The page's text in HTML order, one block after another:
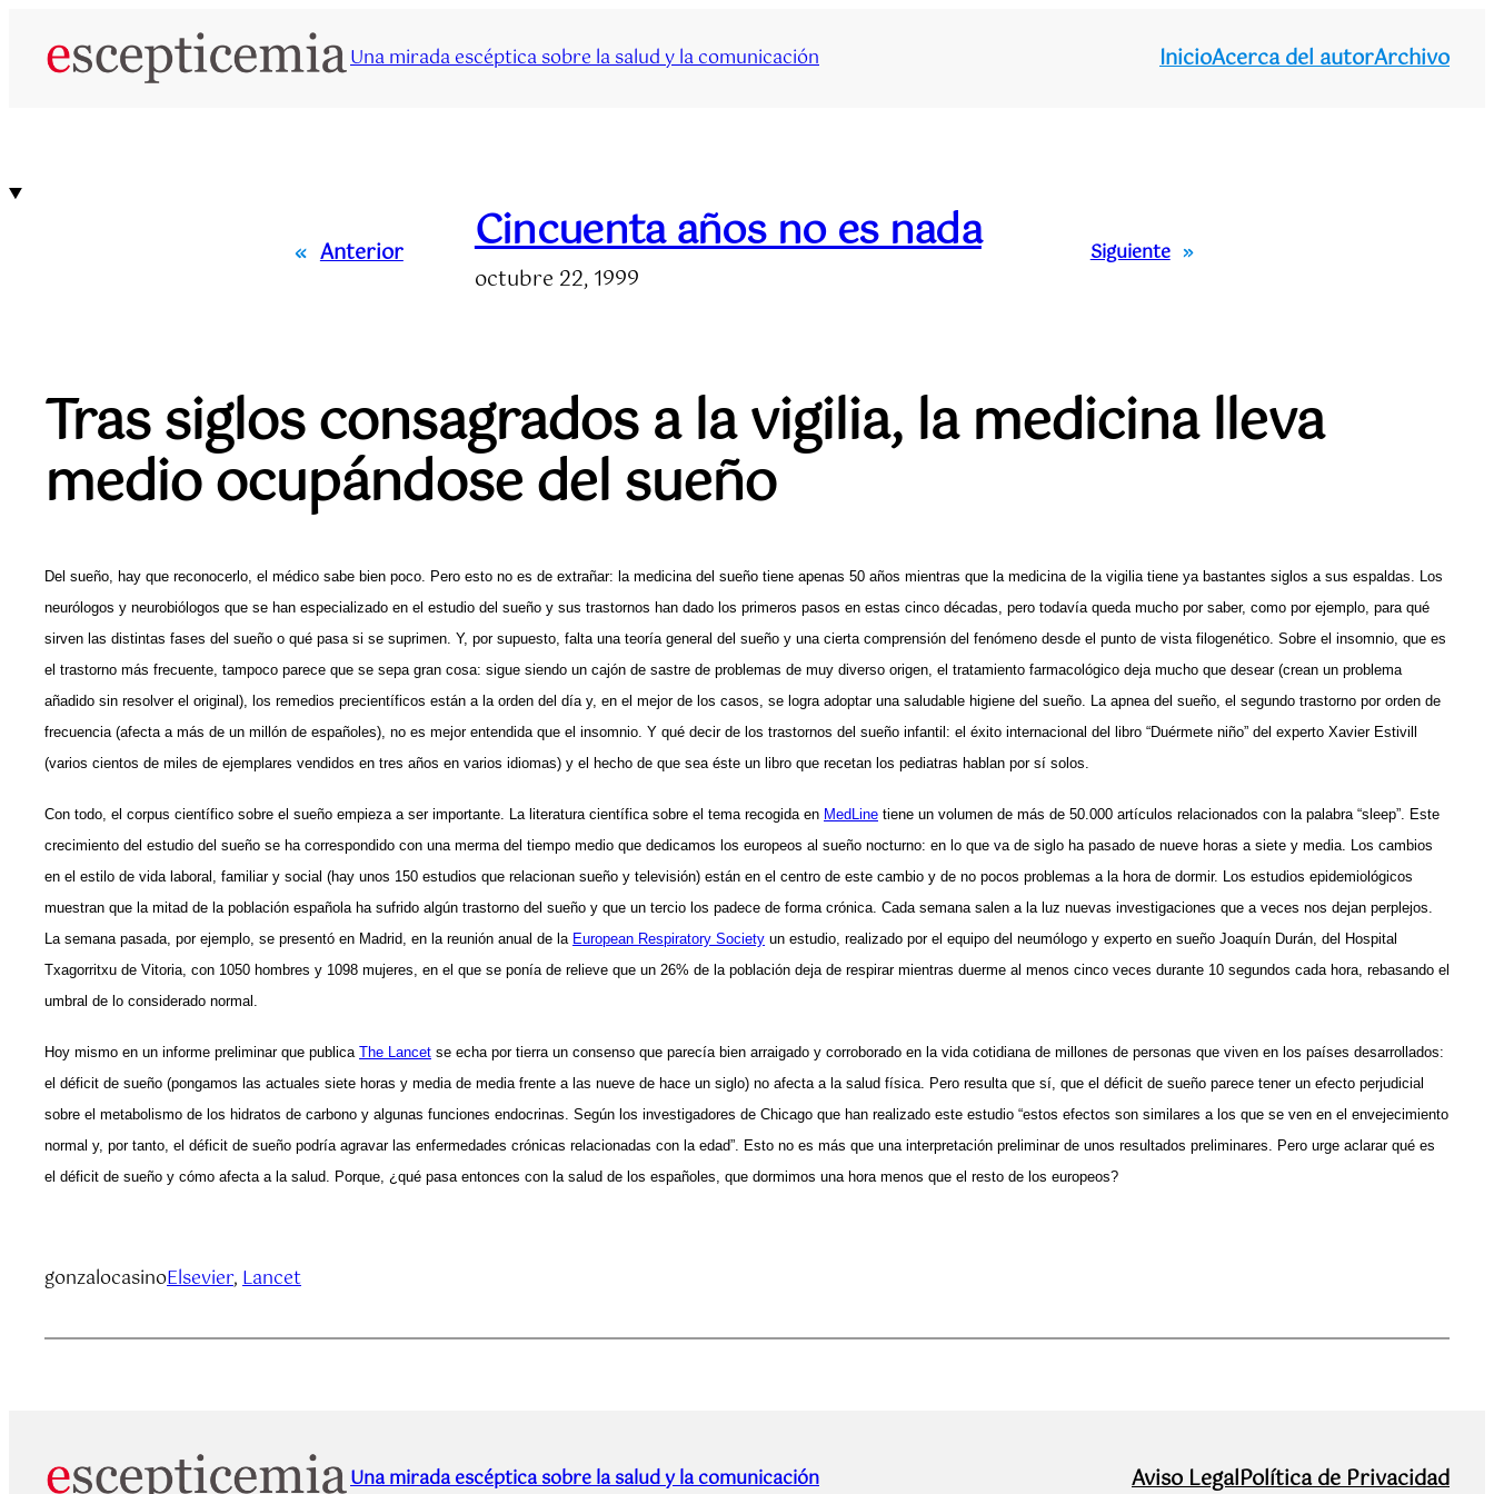
Una mirada escéptica sobre la salud y la comunicación InicioAcerca del autorArchivo
« Anterior Cincuenta años no es nada
octubre 22, 1999
Siguiente »
Tras siglos consagrados a la vigilia, la medicina lleva
medio ocupándose del sueño
Del sueño, hay que reconocerlo, el médico sabe bien poco. Pero esto no es de extrañar: la medicina del sueño tiene apenas 50 años mientras que la medicina de la vigilia tiene ya bastantes siglos a sus espaldas. Los
neurólogos y neurobiólogos que se han especializado en el estudio del sueño y sus trastornos han dado los primeros pasos en estas cinco décadas, pero todavía queda mucho por saber, como por ejemplo, para qué
sirven las distintas fases del sueño o qué pasa si se suprimen. Y, por supuesto, falta una teoría general del sueño y una cierta comprensión del fenómeno desde el punto de vista filogenético. Sobre el insomnio, que es
el trastorno más frecuente, tampoco parece que se sepa gran cosa: sigue siendo un cajón de sastre de problemas de muy diverso origen, el tratamiento farmacológico deja mucho que desear (crean un problema
añadido sin resolver el original), los remedios precientíficos están a la orden del día y, en el mejor de los casos, se logra adoptar una saludable higiene del sueño. La apnea del sueño, el segundo trastorno por orden de
frecuencia (afecta a más de un millón de españoles), no es mejor entendida que el insomnio. Y qué decir de los trastornos del sueño infantil: el éxito internacional del libro “Duérmete niño” del experto Xavier Estivill
(varios cientos de miles de ejemplares vendidos en tres años en varios idiomas) y el hecho de que sea éste un libro que recetan los pediatras hablan por sí solos.
Con todo, el corpus científico sobre el sueño empieza a ser importante. La literatura científica sobre el tema recogida en MedLine tiene un volumen de más de 50.000 artículos relacionados con la palabra “sleep”. Este
crecimiento del estudio del sueño se ha correspondido con una merma del tiempo medio que dedicamos los europeos al sueño nocturno: en lo que va de siglo ha pasado de nueve horas a siete y media. Los cambios
en el estilo de vida laboral, familiar y social (hay unos 150 estudios que relacionan sueño y televisión) están en el centro de este cambio y de no pocos problemas a la hora de dormir. Los estudios epidemiológicos
muestran que la mitad de la población española ha sufrido algún trastorno del sueño y que un tercio los padece de forma crónica. Cada semana salen a la luz nuevas investigaciones que a veces nos dejan perplejos.
La semana pasada, por ejemplo, se presentó en Madrid, en la reunión anual de la European Respiratory Society un estudio, realizado por el equipo del neumólogo y experto en sueño Joaquín Durán, del Hospital
Txagorritxu de Vitoria, con 1050 hombres y 1098 mujeres, en el que se ponía de relieve que un 26% de la población deja de respirar mientras duerme al menos cinco veces durante 10 segundos cada hora, rebasando el
umbral de lo considerado normal.
Hoy mismo en un informe preliminar que publica The Lancet se echa por tierra un consenso que parecía bien arraigado y corroborado en la vida cotidiana de millones de personas que viven en los países desarrollados:
el déficit de sueño (pongamos las actuales siete horas y media de media frente a las nueve de hace un siglo) no afecta a la salud física. Pero resulta que sí, que el déficit de sueño parece tener un efecto perjudicial
sobre el metabolismo de los hidratos de carbono y algunas funciones endocrinas. Según los investigadores de Chicago que han realizado este estudio “estos efectos son similares a los que se ven en el envejecimiento
normal y, por tanto, el déficit de sueño podría agravar las enfermedades crónicas relacionadas con la edad”. Esto no es más que una interpretación preliminar de unos resultados preliminares. Pero urge aclarar qué es
el déficit de sueño y cómo afecta a la salud. Porque, ¿qué pasa entonces con la salud de los españoles, que dormimos una hora menos que el resto de los europeos?
gonzalocasinoElsevier, Lancet
Una mirada escéptica sobre la salud y la comunicación Aviso LegalPolítica de Privacidad